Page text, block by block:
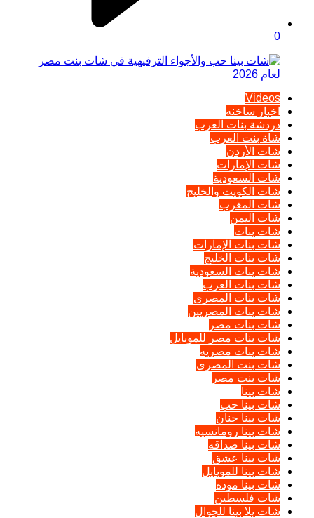
0
Videos
اخبار ساخنه
دردشة بنات العرب
شاة بنت العرب
شات الأردن
شات الإمارات
شات السعودية
شات الكويت والخليج
شات المغرب
شات اليمن
شات بنات
شات بنات الإمارات
شات بنات الخليج
شات بنات السعودية
شات بنات العرب
شات بنات المصرى
شات بنات المصريين
شات بنات مصر
شات بنات مصر للموبايل
شات بنات مصريه
شات بنت المصرى
شات بنت مصر
شات بينا
شات بينا حب
شات بينا حنان
شات بينا رومانسيه
شات بينا صداقه
شات بينا عشق
شات بينا للموبايل
شات بينا موده
شات فلسطين
شات يلا بينا للجوال